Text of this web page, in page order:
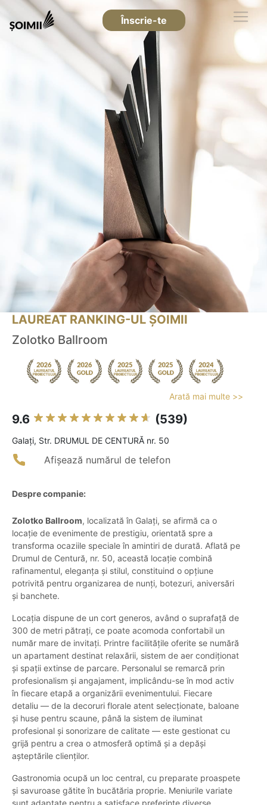
Înscrie-te
LAUREAT RANKING-UL ȘOIMII
Zolotko Ballroom
Arată mai multe >>
9.6 (539)
Galaţi, Str. DRUMUL DE CENTURĂ nr. 50
Afișează numărul de telefon
Despre companie:
Zolotko Ballroom, localizată în Galați, se afirmă ca o
locație de evenimente de prestigiu, orientată spre a
transforma ocaziile speciale în amintiri de durată. Aflată pe
Drumul de Centură, nr. 50, această locație combină
rafinamentul, eleganța și stilul, constituind o opțiune
potrivită pentru organizarea de nunți, botezuri, aniversări
și banchete.
Locația dispune de un cort generos, având o suprafață de
300 de metri pătrați, ce poate acomoda confortabil un
număr mare de invitați. Printre facilitățile oferite se numără
un apartament destinat relaxării, sistem de aer condiționat
și spații extinse de parcare. Personalul se remarcă prin
profesionalism și angajament, implicându-se în mod activ
în fiecare etapă a organizării evenimentului. Fiecare
detaliu — de la decoruri florale atent selecționate, baloane
și huse pentru scaune, până la sistem de iluminat
profesional și sonorizare de calitate — este gestionat cu
grijă pentru a crea o atmosferă optimă și a depăși
așteptările clienților.
Gastronomia ocupă un loc central, cu preparate proaspete
și savuroase gătite în bucătăria proprie. Meniurile variate
sunt adaptate pentru a satisface preferințe diverse,